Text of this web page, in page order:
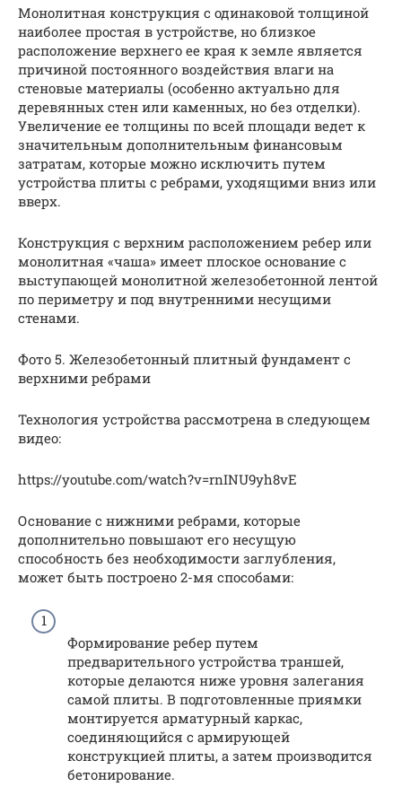
Монолитная конструкция с одинаковой толщиной
наиболее простая в устройстве, но близкое
расположение верхнего ее края к земле является
причиной постоянного воздействия влаги на
стеновые материалы (особенно актуально для
деревянных стен или каменных, но без отделки).
Увеличение ее толщины по всей площади ведет к
значительным дополнительным финансовым
затратам, которые можно исключить путем
устройства плиты с ребрами, уходящими вниз или
вверх.
Конструкция с верхним расположением ребер или
монолитная «чаша» имеет плоское основание с
выступающей монолитной железобетонной лентой
по периметру и под внутренними несущими
стенами.
Фото 5. Железобетонный плитный фундамент с
верхними ребрами
Технология устройства рассмотрена в следующем
видео:
https://youtube.com/watch?v=rnINU9yh8vE
Основание с нижними ребрами, которые
дополнительно повышают его несущую
способность без необходимости заглубления,
может быть построено 2-мя способами:
Формирование ребер путем
предварительного устройства траншей,
которые делаются ниже уровня залегания
самой плиты. В подготовленные приямки
монтируется арматурный каркас,
соединяющийся с армирующей
конструкцией плиты, а затем производится
бетонирование.